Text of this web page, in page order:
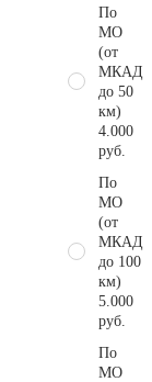
По
МО
(от
МКАД
до 50
км)
4.000
руб.
По
МО
(от
МКАД
до 100
км)
5.000
руб.
По
МО